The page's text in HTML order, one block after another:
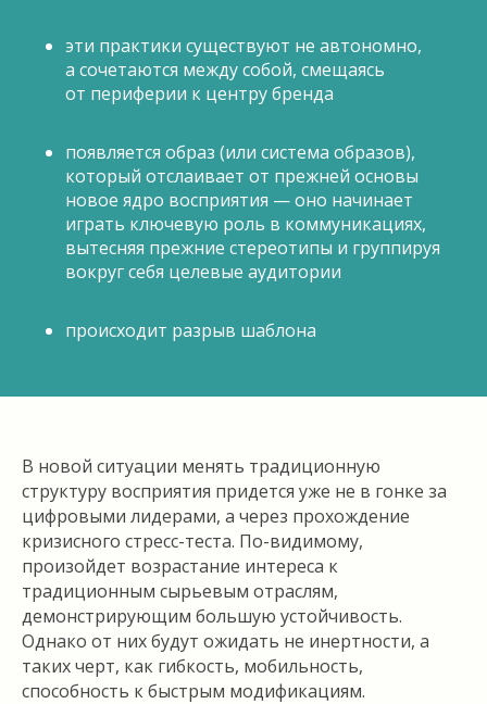
эти практики существуют не автономно,
а сочетаются между собой, смещаясь
от периферии к центру бренда
появляется образ (или система образов),
который отслаивает от прежней основы
новое ядро восприятия — оно начинает
играть ключевую роль в коммуникациях,
вытесняя прежние стереотипы и группируя
вокруг себя целевые аудитории
происходит разрыв шаблона
В новой ситуации менять традиционную
структуру восприятия придется уже не в гонке за
цифровыми лидерами, а через прохождение
кризисного стресс-теста. По-видимому,
произойдет возрастание интереса к
традиционным сырьевым отраслям,
демонстрирующим большую устойчивость.
Однако от них будут ожидать не инертности, а
таких черт, как гибкость, мобильность,
способность к быстрым модификациям.